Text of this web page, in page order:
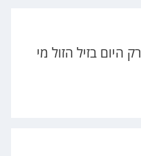
היום בזיל הזול מי